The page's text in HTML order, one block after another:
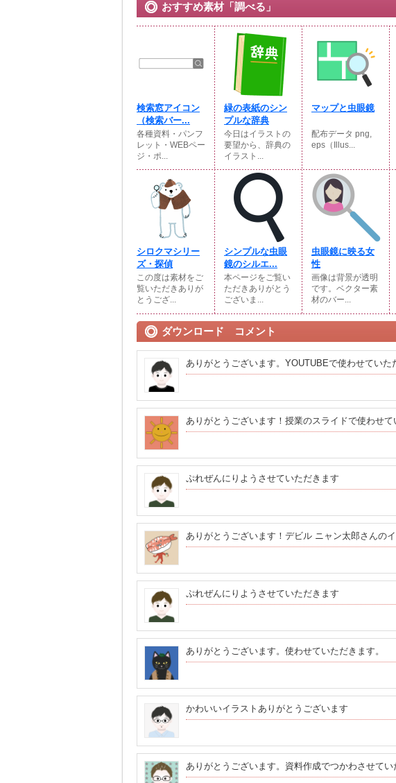
おすすめ素材「調べる」
検索窓アイコン
（検索バー...
各種資料・パンフ
レット・WEBペー
ジ・ポ...
緑の表紙のシン
プルな辞典
今日はイラストの
要望から、辞典の
イラスト...
マップと虫眼鏡
配布データ png,
eps（Illus...
シロクマシリー
ズ・探偵
この度は素材をご
覧いただきありが
とうござ...
シンプルな虫眼
鏡のシルエ...
本ページをご覧い
ただきありがとう
ございま...
虫眼鏡に映る女
性
画像は背景が透明
です。ベクター素
材のバー...
ダウンロード コメント
ありがとうございます。YOUTUBEで使わせていた
ありがとうございます！授業のスライドで使わせて
ぷれぜんにりようさせていただきます
ありがとうございます！デビル ニャン太郎さんの
ぷれぜんにりようさせていただきます
ありがとうございます。使わせていただきます。
かわいいイラストありがとうございます
ありがとうございます。資料作成でつかわさせてい